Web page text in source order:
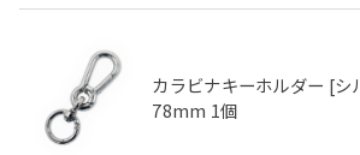
カラビナキーホルダー [シ
78mm 1個